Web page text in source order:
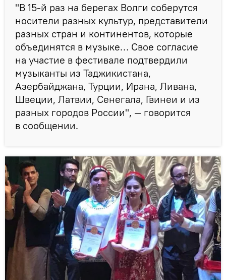
"В 15-й раз на берегах Волги соберутся
носители разных культур, представители
разных стран и континентов, которые
объединятся в музыке… Свое согласие
на участие в фестивале подтвердили
музыканты из Таджикистана,
Азербайджана, Турции, Ирана, Ливана,
Швеции, Латвии, Сенегала, Гвинеи и из
разных городов России", — говорится
в сообщении.